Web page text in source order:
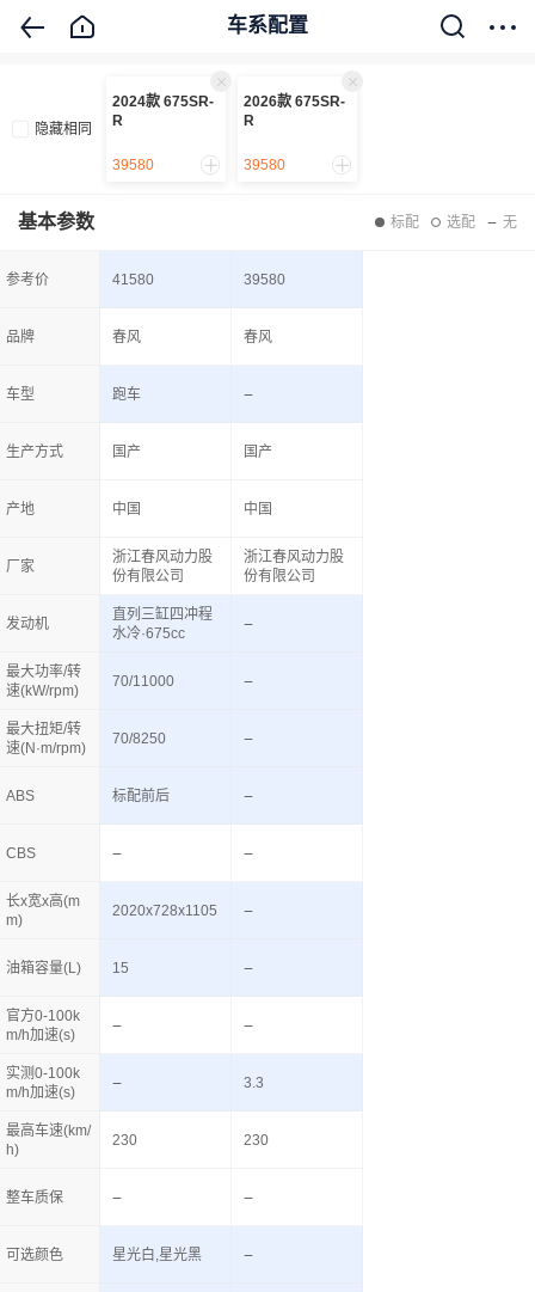
车系配置
隐藏相同
2024款 675SR-
R
39580
2026款 675SR-
R
39580
基本参数 标配 选配 无
参考价
品牌
车型
生产方式
产地
厂家
发动机
最大功率/转
速(kW/rpm)
最大扭矩/转
速(N·m/rpm)
ABS
CBS
长x宽x高(m
m)
油箱容量(L)
官方0-100k
m/h加速(s)
实测0-100k
m/h加速(s)
最高车速(km/
h)
整车质保
可选颜色
41580 39580
春风 春风
跑车
国产 国产
中国 中国
浙江春风动力股
份有限公司
浙江春风动力股
份有限公司
直列三缸四冲程
水冷·675cc
70/11000
70/8250
标配前后
2020x728x1105
15
3.3
230 230
星光白,星光黑